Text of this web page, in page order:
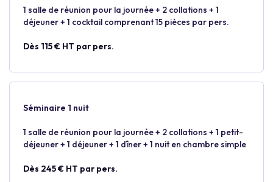
1 salle de réunion pour la journée + 2 collations + 1
déjeuner + 1 cocktail comprenant 15 pièces par pers.
Dès 115 € HT par pers.
Séminaire 1 nuit
1 salle de réunion pour la journée + 2 collations + 1 petit-
déjeuner + 1 déjeuner + 1 dîner + 1 nuit en chambre simple
Dès 245 € HT par pers.